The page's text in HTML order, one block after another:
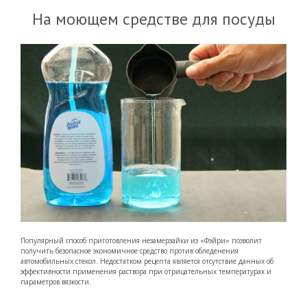
На моющем средстве для посуды
Популярный способ приготовления незамерзайки из «Фэйри» позволит
получить безопасное экономичное средство против обледенения
автомобильных стекол. Недостатком рецепта является отсутствие данных об
эффективности применения раствора при отрицательных температурах и
параметров вязкости.